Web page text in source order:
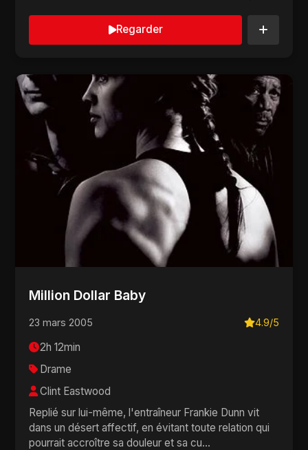
Regarder
Million Dollar Baby
23 mars 2005 4.9/5
2h 12min
Drame
Clint Eastwood
Replié sur lui-même, l'entraîneur Frankie Dunn vit
dans un désert affectif, en évitant toute relation qui
pourrait accroître sa douleur et sa cu...